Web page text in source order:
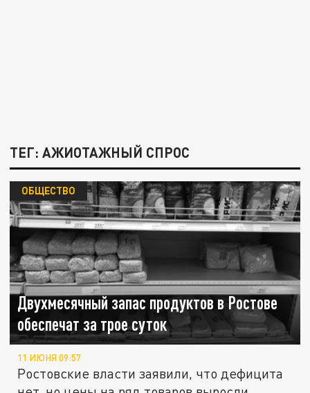
ТЕГ: АЖИОТАЖНЫЙ СПРОС
Двухмесячный запас продуктов в Ростове
обеспечат за трое суток
ОБЩЕСТВО
11 ИЮНЯ 09:57
Ростовские власти заявили, что дефицита